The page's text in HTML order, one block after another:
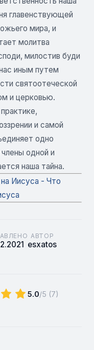
главенствующей
мира, и
молитва
милостив буди
иным путем
святоотеческой
и церковью.
и самой
одно
одной и
наша тайна.
Иисуса - Что
АВТОР
esxatos
5.0/5 (7)